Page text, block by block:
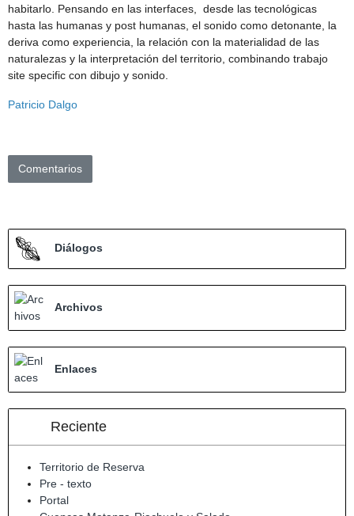
habitarlo. Pensando en las interfaces, desde las tecnológicas
hasta las humanas y post humanas, el sonido como detonante, la
deriva como experiencia, la relación con la materialidad de las
naturalezas y la interpretación del territorio, combinando trabajo
site specific con dibujo y sonido.
Patricio Dalgo
Comentarios
Diálogos
Archivos
Enlaces
Reciente
Territorio de Reserva
Pre - texto
Portal